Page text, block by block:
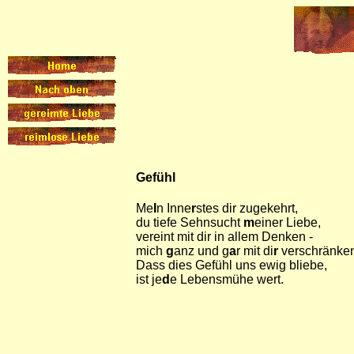
Gefühl
Me n Innerstes dir zugekehrt,
du tiefe Sehnsucht meiner Liebe,
vereint mit dir in allem Denken -
mich ganz und gar mit dir
Dass dies Gefühl uns ewig bliebe,
ist jede Lebensmühe wert.